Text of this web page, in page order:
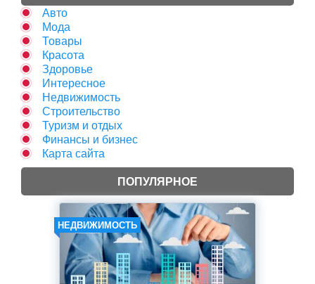
Авто
Мода
Товары
Красота
Здоровье
Интересное
Недвижимость
Строительство
Туризм и отдых
Финансы и бизнес
Карта сайта
ПОПУЛЯРНОЕ
НЕДВИЖИМОСТЬ